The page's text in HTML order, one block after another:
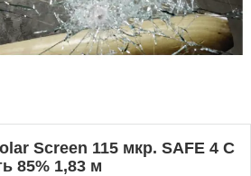
Screen 115 мкр. SAFE 4 C
85% 1,83 м